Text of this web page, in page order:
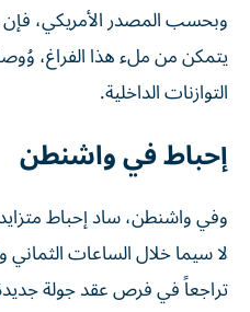
وبحسب المصدر الأمريكي، فإن
يتمكن من ملء هذا الفراغ،
التوازنات الداخلية.
إحباط في واشنطن
وفي واشنطن، ساد إحباط
لا سيما خلال الساعات
تراجعاً في فرص عقد جولة